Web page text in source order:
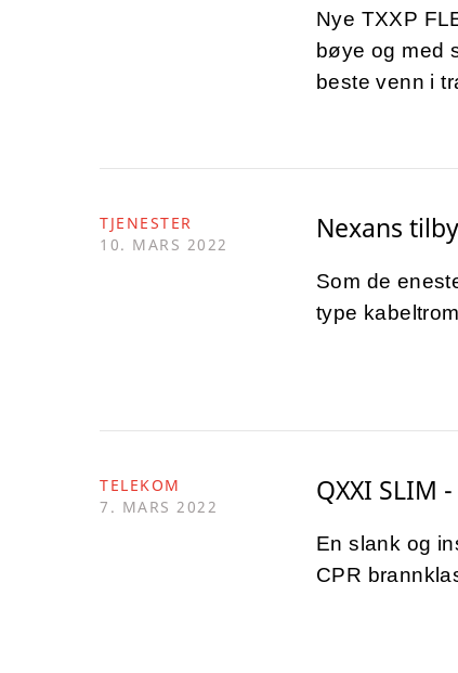
Nye TXXP
bøye og med
beste venn i
TJENESTER
10. MARS 2022
Nexans
Som de
type
TELEKOM
7. MARS 2022
QXXI SLIM
En slank og
CPR